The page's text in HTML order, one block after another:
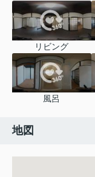
リビング
風呂
地図